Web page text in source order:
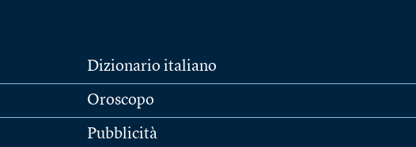
Dizionario italiano
Oroscopo
Pubblicità